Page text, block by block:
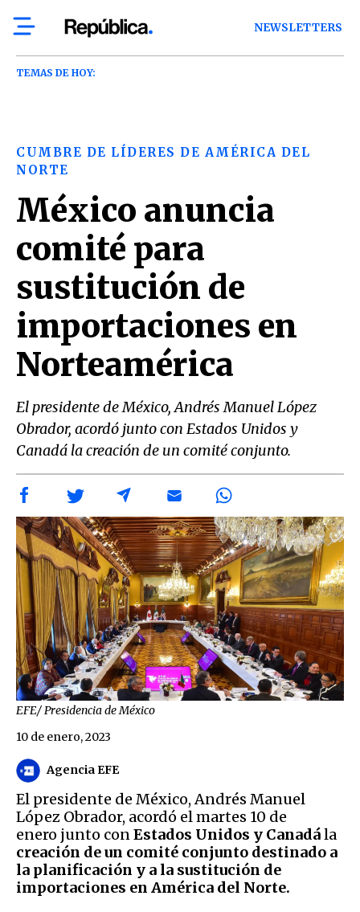
NEWSLETTERS
TEMAS DE HOY:
CUMBRE DE LÍDERES DE AMÉRICA DEL
NORTE
México anuncia
comité para
sustitución de
importaciones en
Norteamérica
El presidente de México, Andrés Manuel López
Obrador, acordó junto con Estados Unidos y
Canadá la creación de un comité conjunto.
EFE/ Presidencia de México
Agencia EFE
10 de enero, 2023
El presidente de México, Andrés Manuel
López Obrador, acordó el martes 10 de
enero junto conEstados Unidos y Canadála
creación de un comité conjunto destinado a
la planificación y a la sustitución de
importaciones en América del Norte.